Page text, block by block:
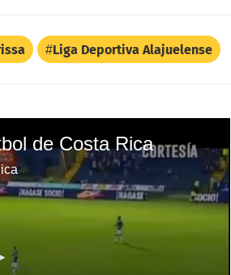
Liga Deportiva Alajuelense
de Costa Rica